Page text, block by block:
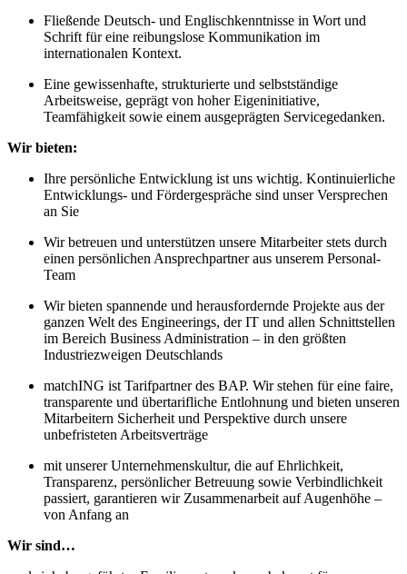
Fließende Deutsch- und Englischkenntnisse in Wort und
Schrift für eine reibungslose Kommunikation im
internationalen Kontext.
Eine gewissenhafte, strukturierte und selbstständige
Arbeitsweise, geprägt von hoher Eigeninitiative,
Teamfähigkeit sowie einem ausgeprägten Servicegedanken.
Wir bieten:
Ihre persönliche Entwicklung ist uns wichtig. Kontinuierliche
Entwicklungs- und Fördergespräche sind unser Versprechen
an Sie
Wir betreuen und unterstützen unsere Mitarbeiter stets durch
einen persönlichen Ansprechpartner aus unserem Personal-
Team
Wir bieten spannende und herausfordernde Projekte aus der
ganzen Welt des Engineerings, der IT und allen Schnittstellen
im Bereich Business Administration – in den größten
Industriezweigen Deutschlands
matchING ist Tarifpartner des BAP. Wir stehen für eine faire,
transparente und übertarifliche Entlohnung und bieten unseren
Mitarbeitern Sicherheit und Perspektive durch unsere
unbefristeten Arbeitsverträge
mit unserer Unternehmenskultur, die auf Ehrlichkeit,
Transparenz, persönlicher Betreuung sowie Verbindlichkeit
passiert, garantieren wir Zusammenarbeit auf Augenhöhe –
von Anfang an
Wir sind…